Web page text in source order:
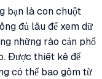
bạn là con chuột
đủ lâu để xem dữ
những rào cản phổ
Được thiết kế để
có thể bao gồm từ